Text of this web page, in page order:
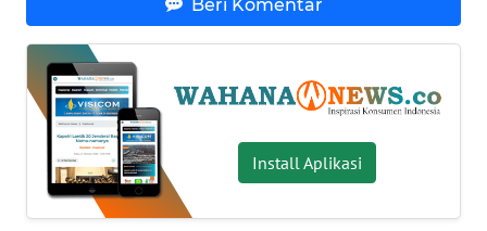
Beri Komentar
Install Aplikasi
SULTENG
WN
SULBAR